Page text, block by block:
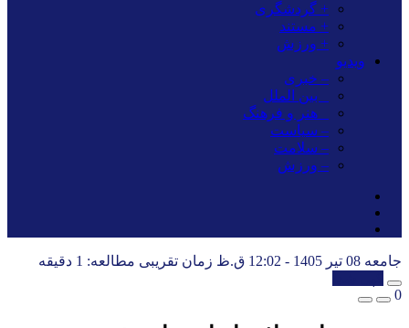
+ گردشگری
+ مستند
+ ورزش
ویدیو
– خبری
_ بین الملل
_ هنر و فرهنگ
– سیاست
– سلامت
– ورزش
جامعه 08 تیر 1405 - 12:02 ق.ظ
زمان تقریبی مطالعه: 1 دقیقه
0